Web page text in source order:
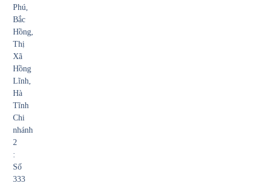
Phú,
Bắc
Hồng,
Thị
Xã
Hồng
Lĩnh,
Hà
Tĩnh
Chi
nhánh
2
:
Số
333